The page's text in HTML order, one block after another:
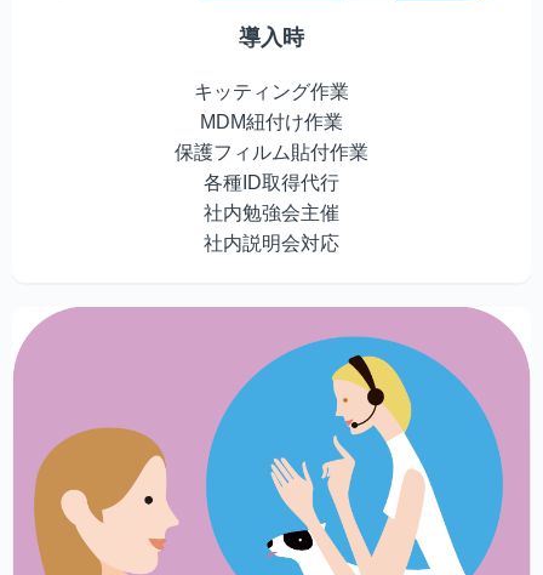
導入時
キッティング作業
MDM紐付け作業
保護フィルム貼付作業
各種ID取得代行
社内勉強会主催
社内説明会対応